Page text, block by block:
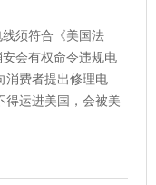
须符合《美国法
会有权命令违规电
消费者提出修理电
得运进美国，会被美